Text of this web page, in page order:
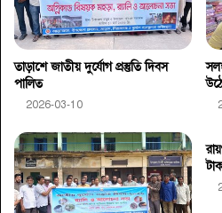
তাড়াশে জাতীয় দুর্যোগ প্রস্তুতি দিবস
পালিত
2026-03-10